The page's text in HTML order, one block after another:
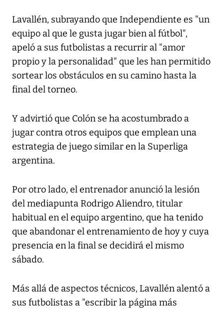
Lavallén, subrayando que Independiente es "un
equipo al que le gusta jugar bien al fútbol",
apeló a sus futbolistas a recurrir al "amor
propio y la personalidad" que les han permitido
sortear los obstáculos en su camino hasta la
final del torneo.
Y advirtió que Colón se ha acostumbrado a
jugar contra otros equipos que emplean una
estrategia de juego similar en la Superliga
argentina.
Por otro lado, el entrenador anunció la lesión
del mediapunta Rodrigo Aliendro, titular
habitual en el equipo argentino, que ha tenido
que abandonar el entrenamiento de hoy y cuya
presencia en la final se decidirá el mismo
sábado.
Más allá de aspectos técnicos, Lavallén alentó a
sus futbolistas a "escribir la página más